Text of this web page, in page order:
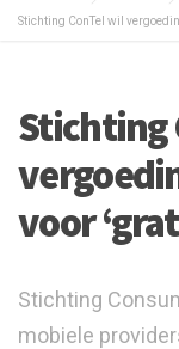
Stichting ConTel wil
Stichting
voor
Stichting
mobiele